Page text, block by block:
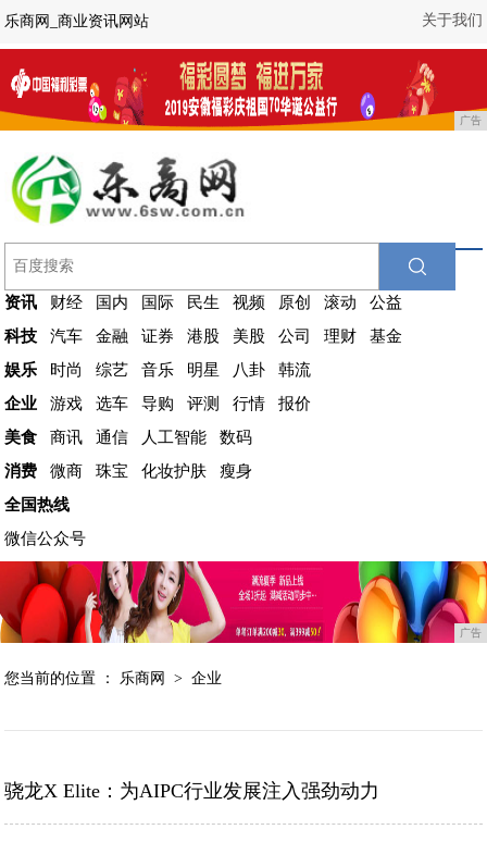
关于我们
乐商网_商业资讯网站
广告
资讯 财经 国内 国际 民生 视频 原创 滚动
公益
科技
汽车 金融 证券 港股 美股 公司 理财
基金
娱乐
时尚 综艺 音乐 明星 八卦
韩流
企业
游戏 选车 导购 评测 行情
报价
美食
商讯 通信 人工智能
数码
消费
微商 珠宝 化妆护肤
瘦身
全国热线
微信公众号
广告
您当前的位置 ： 乐商网 >企业
骁龙X Elite：为AIPC行业发展注入强劲动力